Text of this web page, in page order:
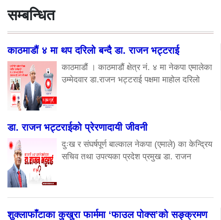
सम्बन्धित
काठमाडौं ४ मा थप दरिलो बन्दै डा. राजन भट्टराई
काठमाडौं । काठमाडौं क्षेत्र नं. ४ मा नेकपा एमालेका
उम्मेदवार डा.राजन भट्टराई पक्षमा माहोल दरिलो
डा. राजन भट्टराईको प्रेरणादायी जीवनी
दुःख र संघर्षपूर्ण बाल्काल नेकपा (एमाले) का केन्द्रिय
सचिव तथा उपत्यका प्रदेश प्रमुख डा. राजन
शुक्लाफाँटाका कुखुरा फार्ममा ‘फाउल पोक्स’को सङ्क्रमण